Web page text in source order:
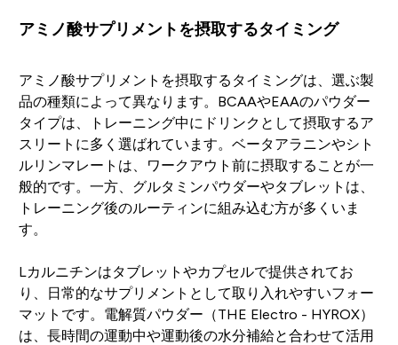
アミノ酸サプリメントを摂取するタイミング
アミノ酸サプリメントを摂取するタイミングは、選ぶ製
品の種類によって異なります。BCAAやEAAのパウダー
タイプは、トレーニング中にドリンクとして摂取するア
スリートに多く選ばれています。ベータアラニンやシト
ルリンマレートは、ワークアウト前に摂取することが一
般的です。一方、グルタミンパウダーやタブレットは、
トレーニング後のルーティンに組み込む方が多くいま
す。
Lカルニチンはタブレットやカプセルで提供されてお
り、日常的なサプリメントとして取り入れやすいフォー
マットです。電解質パウダー（THE Electro - HYROX）
は、長時間の運動中や運動後の水分補給と合わせて活用